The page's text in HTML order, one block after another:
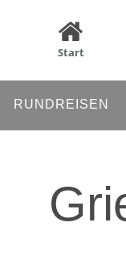
Start
RUNDREISEN